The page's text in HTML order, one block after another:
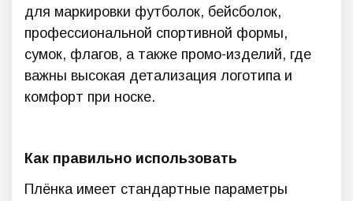
для маркировки футболок, бейсболок,
профессиональной спортивной формы,
сумок, флагов, а также промо-изделий, где
важны высокая детализация логотипа и
комфорт при носке.
Как правильно использовать
Плёнка имеет стандартные параметры